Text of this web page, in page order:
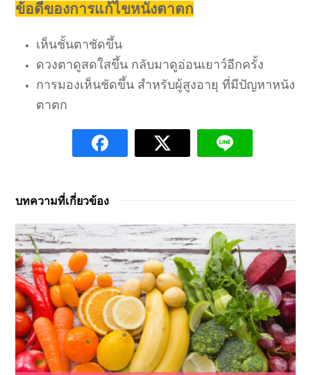
ข้อดีของการแก้ไขหนังตาตก
เห็นชั้นตาชัดขึ้น
ดวงตาดูสดใสขึ้น กลับมาดูอ่อนเยาว์อีกครั้ง
การมองเห็นชัดขึ้น สำหรับผู้สูงอายุ ที่มีปัญหาหนัง
ตาตก
บทความที่เกี่ยวข้อง